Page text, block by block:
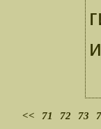
<< 71 72 73